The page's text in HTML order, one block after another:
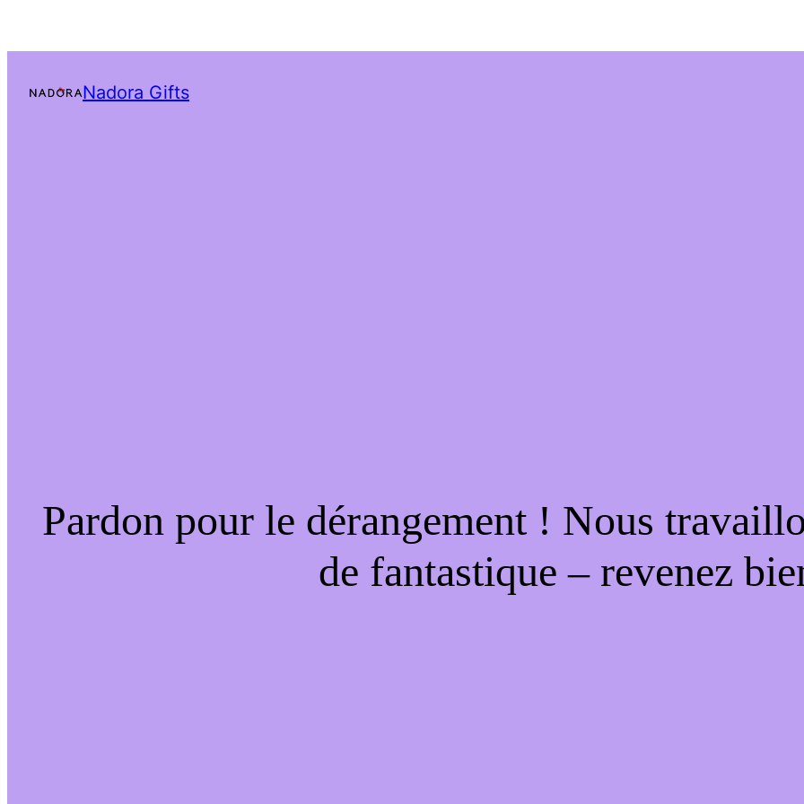
Nadora Gifts
Pardon pour le dérangement ! Nous
de fantastique – revenez